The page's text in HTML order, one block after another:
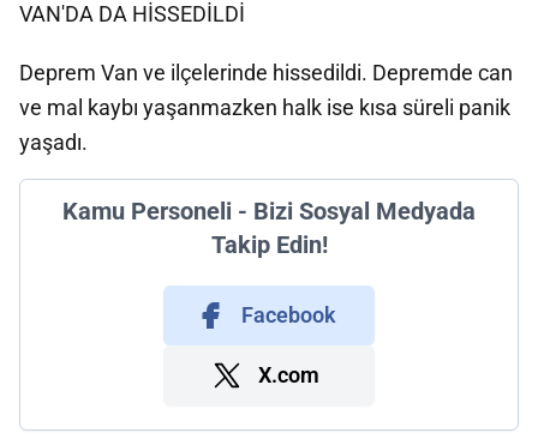
VAN'DA DA HİSSEDİLDİ
Deprem Van ve ilçelerinde hissedildi. Depremde can
ve mal kaybı yaşanmazken halk ise kısa süreli panik
yaşadı.
Kamu Personeli - Bizi Sosyal Medyada
Takip Edin!
Facebook
X.com